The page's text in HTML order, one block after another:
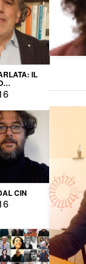
IL
CIN